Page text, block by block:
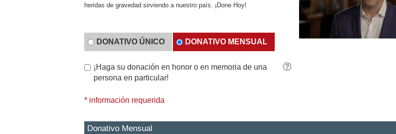
heridas de gravedad sirviendo a nuestro país. ¡Done Hoy!
DONATIVO ÚNICO DONATIVO MENSUAL
¡Haga su donación en honor o en memoria de una
persona en particular!
* información requerida
Donativo Mensual